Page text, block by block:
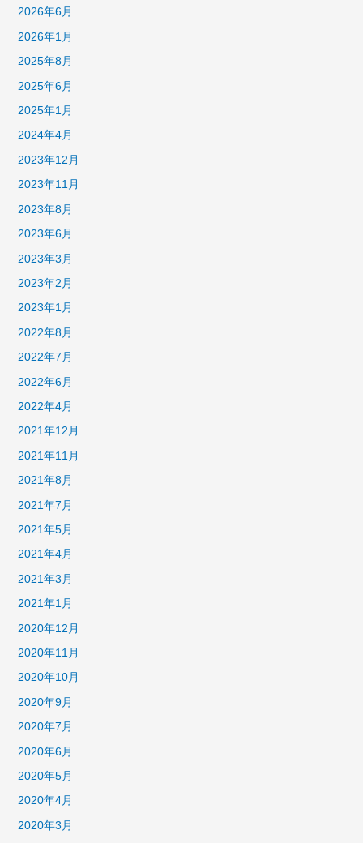
2026年6月
2026年1月
2025年8月
2025年6月
2025年1月
2024年4月
2023年12月
2023年11月
2023年8月
2023年6月
2023年3月
2023年2月
2023年1月
2022年8月
2022年7月
2022年6月
2022年4月
2021年12月
2021年11月
2021年8月
2021年7月
2021年5月
2021年4月
2021年3月
2021年1月
2020年12月
2020年11月
2020年10月
2020年9月
2020年7月
2020年6月
2020年5月
2020年4月
2020年3月